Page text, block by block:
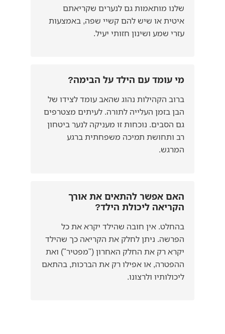
שלנו מותאמות גם לנערים שקריאתם
איטית או שיש להם קשיי שפה, באמצעות
עזרי שמע ושינון חזותי יעיל.
מי עומד עם הילד על הבימה?
ברוב הקהילות נהוג שהאב עומד לצידו של
הבן בזמן העלייה לתורה. לעיתים מצטרפים
גם הסבים. נוכחות זו מעניקה לנער ביטחון
רב ותחושת תמיכה משפחתית ברגע
המרגש.
האם אפשר להתאים את אורך
הקריאה ליכולת הילד?
בהחלט. אין חובה שהילד יקרא את כל
הפרשה. ניתן לחלק את הקריאה כך שהילד
יקרא רק את החלק האחרון ("מפטיר") ואת
ההפטרה, או אפילו רק את הברכות, בהתאם
ליכולותיו ולרצונו.